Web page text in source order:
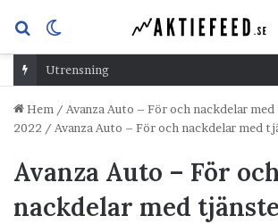
Sök
efterskin
Utrensning
Hem / Avanza Auto – För och nackdelar
2022 / Avanza Auto – För och nackdelar med
Avanza Auto – För
nackdelar med